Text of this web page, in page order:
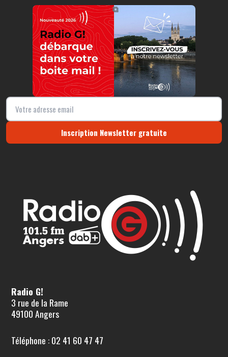
https://radio-g.fr?17046
⧉
Inscription Newsletter gratuite
Radio G!
3 rue de la Rame
49100 Angers
Téléphone : 02 41 60 47 47